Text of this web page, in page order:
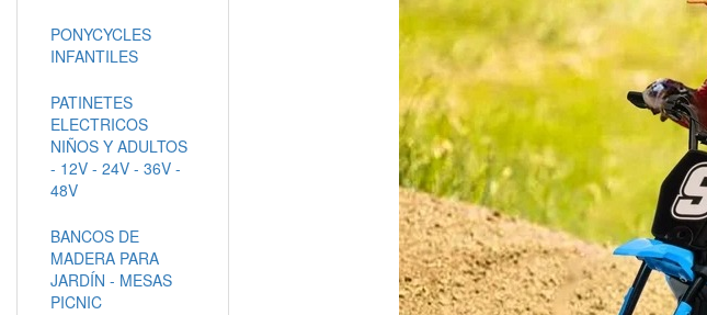
PONYCYCLES
INFANTILES
PATINETES
ELECTRICOS
NIÑOS Y ADULTOS
- 12V - 24V - 36V -
48V
BANCOS DE
MADERA PARA
JARDÍN - MESAS
PICNIC